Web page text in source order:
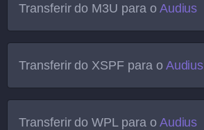
Transferir do M3U para o Audius
Transferir do XSPF para o Audius
Transferir doWPL para o Audius